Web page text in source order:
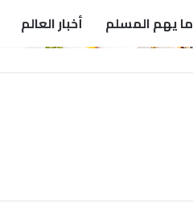
ما يهم المسلم أخبار العالم